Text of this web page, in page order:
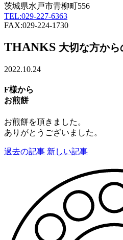
茨城県水戸市青柳町556
TEL:029-227-6363
FAX:029-224-1730
THANKS 大切な方から
2022.10.24
F様から
お煎餅
お煎餅を頂きました。
ありがとうございました。
過去の記事 新しい記事